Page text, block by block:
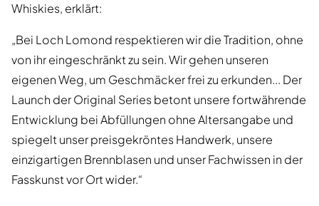
Whiskies, erklärt:
„Bei Loch Lomond respektieren wir die Tradition, ohne
von ihr eingeschränkt zu sein. Wir gehen unseren
eigenen Weg, um Geschmäcker frei zu erkunden... Der
Launch der Original Series betont unsere fortwährende
Entwicklung bei Abfüllungen ohne Altersangabe und
spiegelt unser preisgekröntes Handwerk, unsere
einzigartigen Brennblasen und unser Fachwissen in der
Fasskunst vor Ort wider.“